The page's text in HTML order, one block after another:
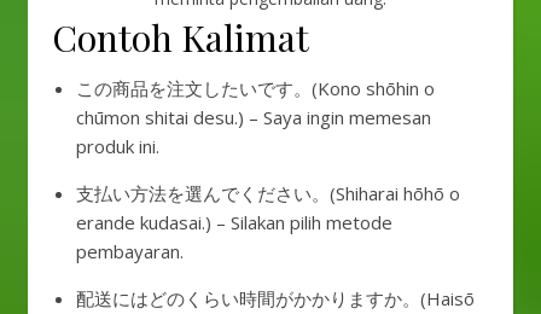
Contoh Kalimat
この商品を注文したいです。(Kono shōhin o
chūmon shitai desu.) – Saya ingin memesan
produk ini.
支払い方法を選んでください。(Shiharai hōhō o
erande kudasai.) – Silakan pilih metode
pembayaran.
配送にはどのくらい時間がかかりますか。(Haisō